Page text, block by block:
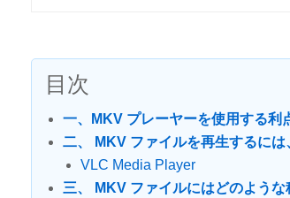
目次
一、MKV プレーヤーを使用する利
二、 MKV ファイルを再生するに
VLC Media Player
三、 MKV ファイルにはどのよう